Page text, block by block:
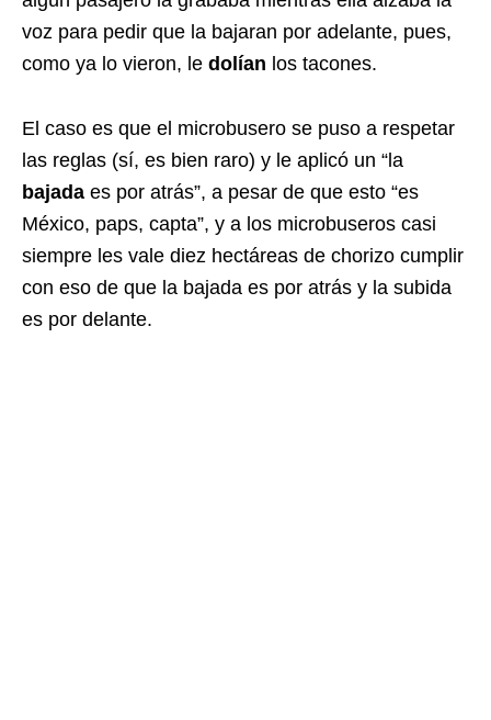
voz para pedir que la bajaran por adelante, pues,
como ya lo vieron, le dolían los tacones.
El caso es que el microbusero se puso a respetar
las reglas (sí, es bien raro) y le aplicó un “la
bajada es por atrás”, a pesar de que esto “es
México, paps, capta”, y a los microbuseros casi
siempre les vale diez hectáreas de chorizo cumplir
con eso de que la bajada es por atrás y la subida
es por delante.